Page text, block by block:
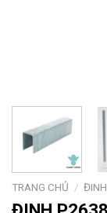
TRANG CHỦ /